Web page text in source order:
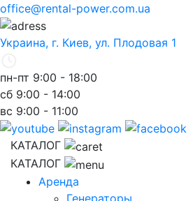
office@rental-power.com.ua
Украина, г. Киев, ул. Плодовая 1
пн-пт 9:00 - 18:00
сб 9:00 - 14:00
вс 9:00 - 11:00
КАТАЛОГ
КАТАЛОГ
Аренда
Генераторы